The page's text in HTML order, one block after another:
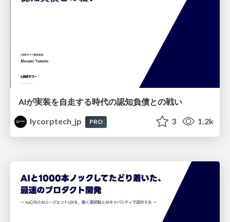
AIが実装を自走する時代の認知負債との戦い
lycorptech_jp
PRO 3 1.2k